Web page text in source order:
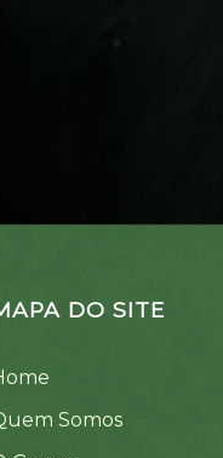
DO SITE
Somos